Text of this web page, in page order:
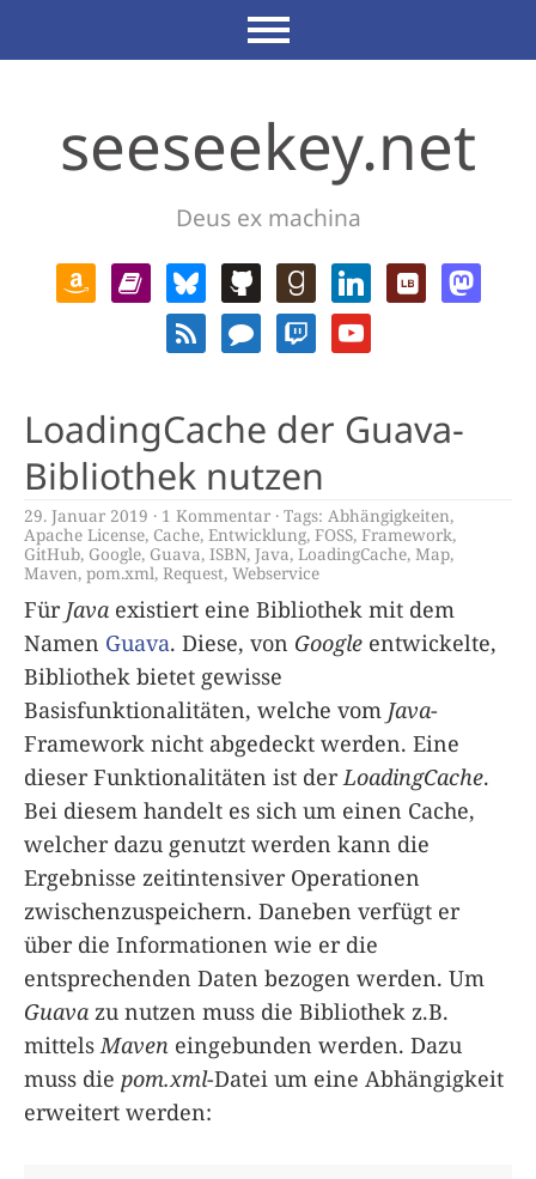
seeseekey.net
Deus ex machina
LoadingCache der Guava-
Bibliothek nutzen
29. Januar 2019 1 Kommentar Tags: Abhängigkeiten,
Apache License, Cache, Entwicklung, FOSS, Framework,
GitHub, Google, Guava, ISBN, Java, LoadingCache, Map,
Maven, pom.xml, Request, Webservice
Für Java existiert eine Bibliothek mit dem
Namen Guava. Diese, von Google entwickelte,
Bibliothek bietet gewisse
Basisfunktionalitäten, welche vom Java-
Framework nicht abgedeckt werden. Eine
dieser Funktionalitäten ist der LoadingCache.
Bei diesem handelt es sich um einen Cache,
welcher dazu genutzt werden kann die
Ergebnisse zeitintensiver Operationen
zwischenzuspeichern. Daneben verfügt er
über die Informationen wie er die
entsprechenden Daten bezogen werden. Um
Guava zu nutzen muss die Bibliothek z.B.
mittels Maven eingebunden werden. Dazu
muss die pom.xml-Datei um eine Abhängigkeit
erweitert werden: